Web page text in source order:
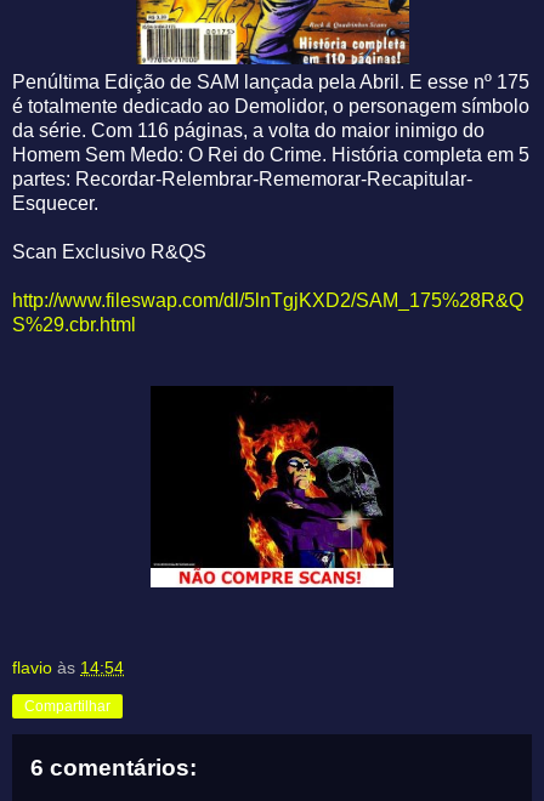
Penúltima Edição de SAM lançada pela Abril. E esse nº 175
é totalmente dedicado ao Demolidor, o personagem símbolo
da série. Com 116 páginas, a volta do maior inimigo do
Homem Sem Medo: O Rei do Crime. História completa em 5
partes: Recordar-Relembrar-Rememorar-Recapitular-
Esquecer.
Scan Exclusivo R&QS
http://www.fileswap.com/dl/5lnTgjKXD2/SAM_175%28R&Q
S%29.cbr.html
flavio às 14:54
Compartilhar
6 comentários: